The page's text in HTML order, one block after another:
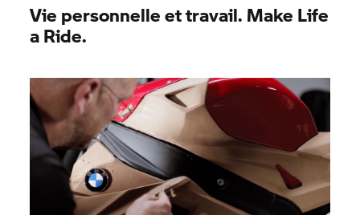
Vie personnelle et travail. Make Life
a Ride.